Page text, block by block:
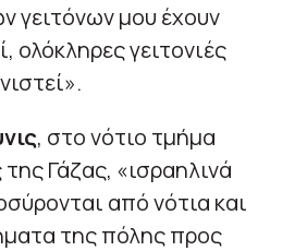
γειτόνων μου έχουν
ολόκληρες γειτονιές
, στο νότιο τμήμα
Γάζας, «ισραηλινά
από νότια και
της πόλης προς